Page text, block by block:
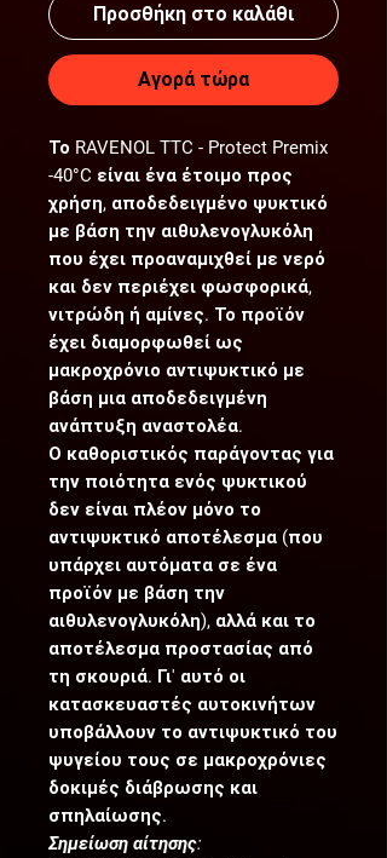
Προσθήκη στο καλάθι
Αγορά τώρα
Το RAVENOL TTC - Protect Premix
-40°C είναι ένα έτοιμο προς
χρήση, αποδεδειγμένο ψυκτικό
με βάση την αιθυλενογλυκόλη
που έχει προαναμιχθεί με νερό
και δεν περιέχει φωσφορικά,
νιτρώδη ή αμίνες. Το προϊόν
έχει διαμορφωθεί ως
μακροχρόνιο αντιψυκτικό με
βάση μια αποδεδειγμένη
ανάπτυξη αναστολέα.
Ο καθοριστικός παράγοντας για
την ποιότητα ενός ψυκτικού
δεν είναι πλέον μόνο το
αντιψυκτικό αποτέλεσμα (που
υπάρχει αυτόματα σε ένα
προϊόν με βάση την
αιθυλενογλυκόλη), αλλά και το
αποτέλεσμα προστασίας από
τη σκουριά. Γι' αυτό οι
κατασκευαστές αυτοκινήτων
υποβάλλουν το αντιψυκτικό του
ψυγείου τους σε μακροχρόνιες
δοκιμές διάβρωσης και
σπηλαίωσης.
Σημείωση αίτησης: